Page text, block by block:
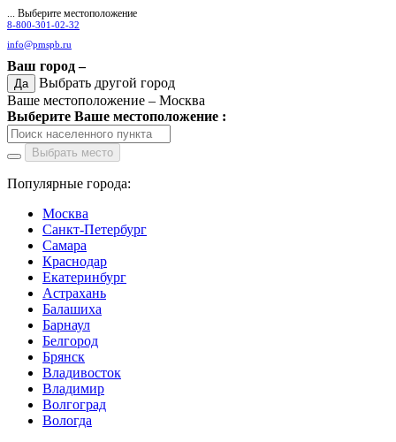
... Выберите местоположение
8-800-301-02-32
info@pmspb.ru
Ваш город –
Да
Выбрать другой город
Ваше местоположение – Москва
Выберите Ваше местоположение :
Выбрать место
Популярные города:
Москва
Санкт-Петербург
Самара
Краснодар
Екатеринбург
Астрахань
Балашиха
Барнаул
Белгород
Брянск
Владивосток
Владимир
Волгоград
Вологда